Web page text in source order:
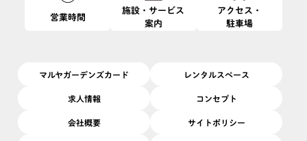
営業時間
施設・サービス
案内
アクセス・
駐車場
マルヤガーデンズカード レンタルスペース
求人情報 コンセプト
会社概要 サイトポリシー